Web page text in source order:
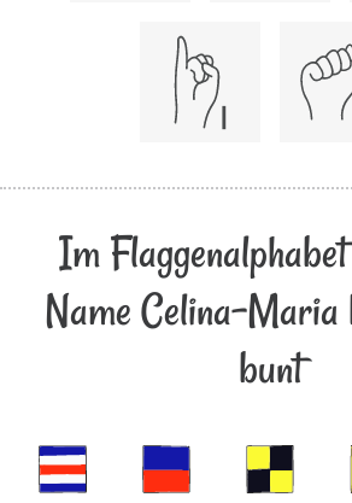
Im
Name Celina-Maria
bunt